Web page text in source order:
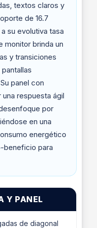
textos claros y
de 16.7
su evolutiva tasa
brinda un
y transiciones
panel con
respuesta ágil
por
en una
energético
beneficio para
Y PANEL
de diagonal